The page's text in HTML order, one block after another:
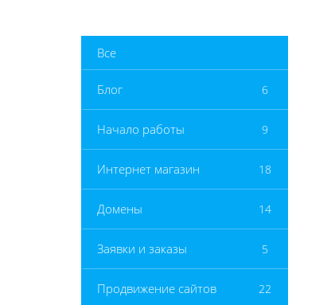
Все
Блог 6
Начало работы 9
Интернет магазин 18
Домены 14
Заявки и заказы 5
Продвижение сайтов 22